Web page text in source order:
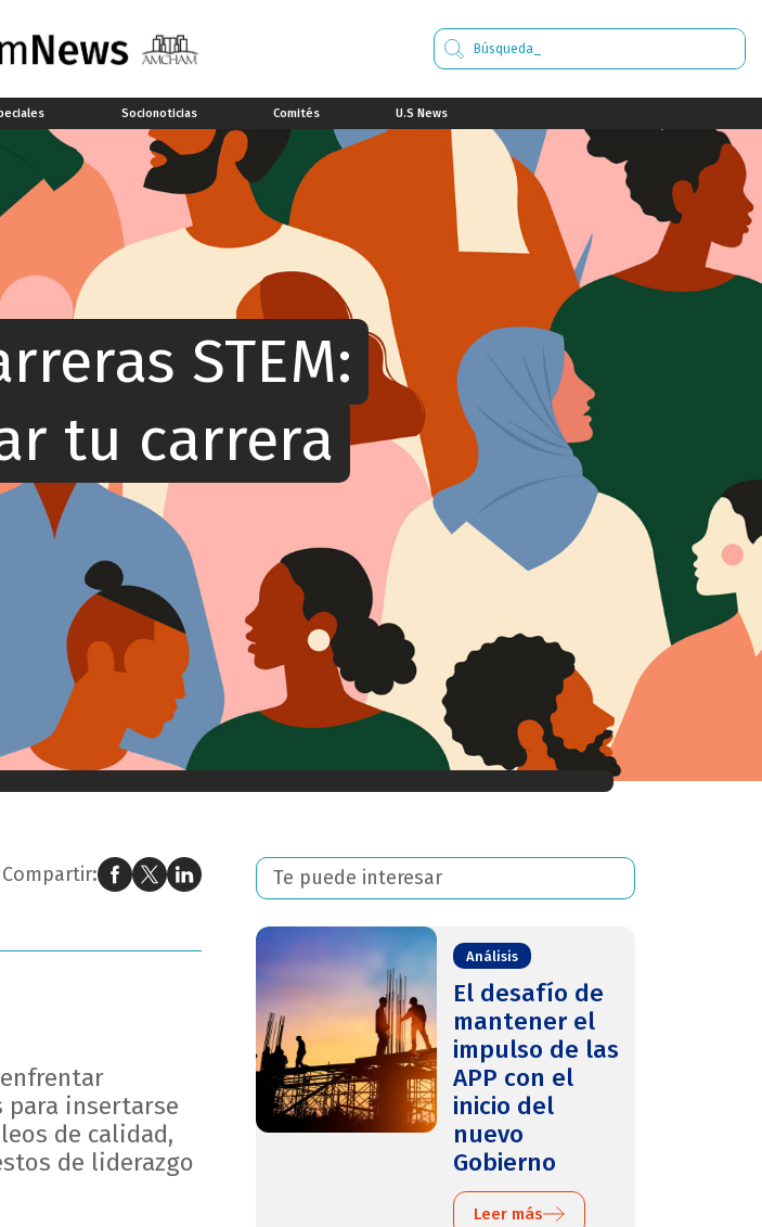
Socionoticias Comités U.S News
STEM:
tu carrera
carrera profesional
Compartir:
para insertarse
de calidad,
de liderazgo
Te puede interesar
Análisis
El desafío de
mantener el
impulso de las
APP con el
inicio del
nuevo
Gobierno
Leer más